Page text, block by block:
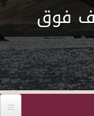
فوق